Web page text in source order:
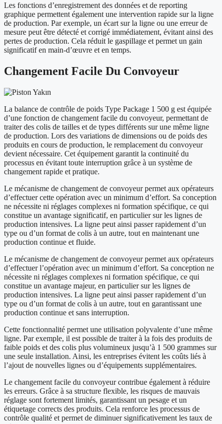
Les fonctions d’enregistrement des données et de reporting
graphique permettent également une intervention rapide sur la ligne
de production. Par exemple, un écart sur la ligne ou une erreur de
mesure peut être détecté et corrigé immédiatement, évitant ainsi des
pertes de production. Cela réduit le gaspillage et permet un gain
significatif en main-d’œuvre et en temps.
Changement Facile Du Convoyeur
La balance de contrôle de poids Type Package 1 500 g est équipée
d’une fonction de changement facile du convoyeur, permettant de
traiter des colis de tailles et de types différents sur une même ligne
de production. Lors des variations de dimensions ou de poids des
produits en cours de production, le remplacement du convoyeur
devient nécessaire. Cet équipement garantit la continuité du
processus en évitant toute interruption grâce à un système de
changement rapide et pratique.
Le mécanisme de changement de convoyeur permet aux opérateurs
d’effectuer cette opération avec un minimum d’effort. Sa conception
ne nécessite ni réglages complexes ni formation spécifique, ce qui
constitue un avantage significatif, en particulier sur les lignes de
production intensives. La ligne peut ainsi passer rapidement d’un
type ou d’un format de colis à un autre, tout en maintenant une
production continue et fluide.
Le mécanisme de changement de convoyeur permet aux opérateurs
d’effectuer l’opération avec un minimum d’effort. Sa conception ne
nécessite ni réglages complexes ni formation spécifique, ce qui
constitue un avantage majeur, en particulier sur les lignes de
production intensives. La ligne peut ainsi passer rapidement d’un
type ou d’un format de colis à un autre, tout en garantissant une
production continue et sans interruption.
Cette fonctionnalité permet une utilisation polyvalente d’une même
ligne. Par exemple, il est possible de traiter à la fois des produits de
faible poids et des colis plus volumineux jusqu’à 1 500 grammes sur
une seule installation. Ainsi, les entreprises évitent les coûts liés à
l’ajout de nouvelles lignes ou d’équipements supplémentaires.
Le changement facile du convoyeur contribue également à réduire
les erreurs. Grâce à sa structure flexible, les risques de mauvais
réglage sont fortement limités, garantissant un pesage et un
étiquetage corrects des produits. Cela renforce les processus de
contrôle qualité et permet de diminuer significativement les taux de